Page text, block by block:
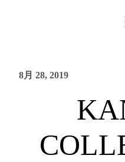
8月 28, 2019